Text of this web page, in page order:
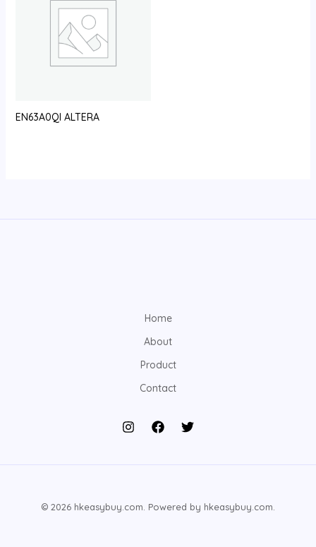
EN63A0QI ALTERA
Home
About
Product
Contact
© 2026 hkeasybuy.com. Powered by hkeasybuy.com.